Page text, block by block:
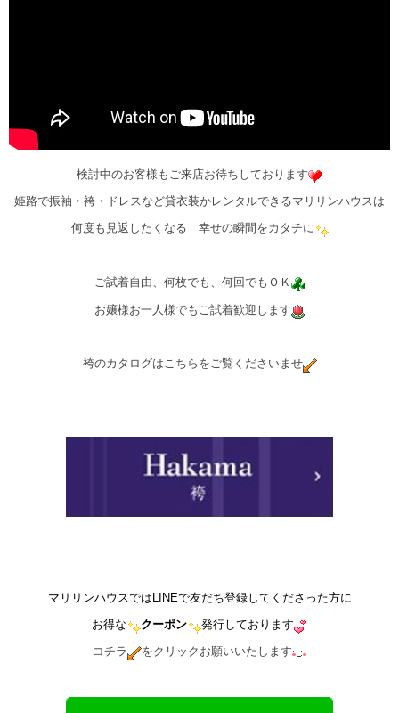
検討中のお客様もご来店お待ちしております
姫路で振袖・袴・ドレスなど貸衣装かレンタルできるマリリンハウスは
何度も見返したくなる 幸せの瞬間をカタチに
ご試着自由、何枚でも、何回でもＯＫ
お嬢様お一人様でもご試着歓迎します
袴のカタログはこちらをご覧くださいませ
マリリンハウスではLINEで友だち登録してくださった方に
お得な クーポン 発行しております
コチラ をクリックお願いいたします